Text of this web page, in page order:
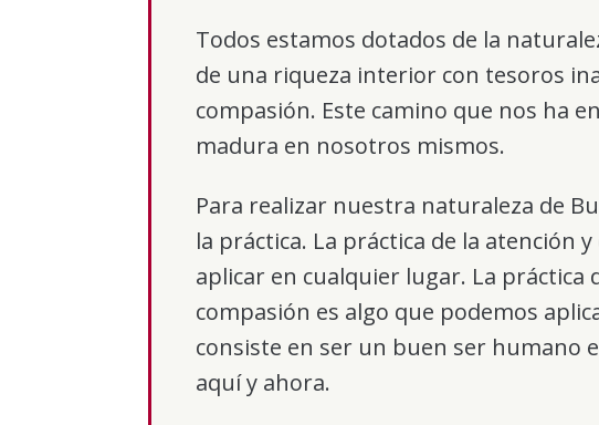
Todos estamos dotados de la
de una riqueza interior con tesoros
compasión. Este camino que nos ha
madura en nosotros mismos.
Para realizar nuestra naturaleza de
la práctica. La práctica de la atención
aplicar en cualquier lugar. La práctica
compasión es algo que podemos
consiste en ser un buen ser humano
aquí y ahora.